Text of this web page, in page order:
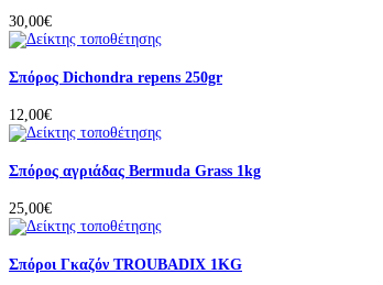
30,00€
Σπόρος Dichondra repens 250gr
12,00€
Σπόρος αγριάδας Bermuda Grass 1kg
25,00€
Σπόροι Γκαζόν TROUBADIX 1KG